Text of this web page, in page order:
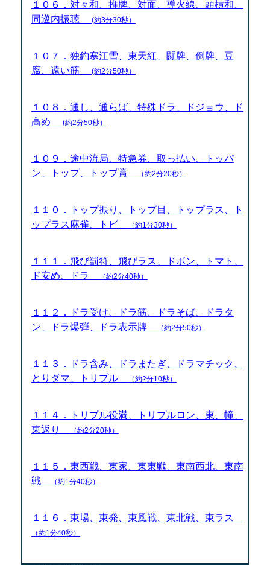
１０６．対々和、推牌、対面、導火線、頭槓和、
同巡内振聴
(約3分30秒）
１０７．独釣寒江雪、東天紅、闘牌、倒牌、豆
腐、遠い筋
(約2分50秒）
１０８．通し、通らば、特殊ドラ、ドジョウ、ド
高め
(約2分50秒）
１０９．途中流局、特急券、取っ払い、トッパ
ン、トップ、トップ賞
（約2分20秒）
１１０．トップ振り、トップ目、トップラス、ト
ップラス麻雀、トビ
（約1分30秒）
１１１．飛び罰符、飛びラス、ドボン、トマト、
ド安め、ドラ
（約2分40秒）
１１２．ドラ受け、ドラ筋、ドラそば、ドラタ
ン、ドラ爆弾、ドラ表示牌
（約2分50秒）
１１３．ドラ含み、ドラまたぎ、ドラマチック、
とりダマ、トリプル
（約2分10秒）
１１４．トリプル役満、トリプルロン、東、幢、
東返り
（約2分20秒）
１１５．東西戦、東家、東東戦、東南西北、東南
戦
（約1分40秒）
１１６．東場、東発、東風戦、東北戦、東ラス
（約1分40秒）